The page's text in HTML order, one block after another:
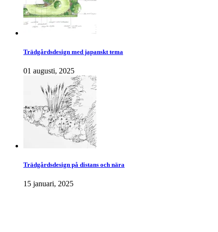
Trädgårdsdesign med japanskt tema
01 augusti, 2025
Trädgårdsdesign på distans och nära
15 januari, 2025